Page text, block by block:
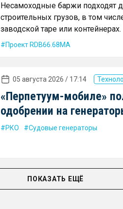
Несамоходные баржи подходят
строительных грузов, в том
заводской таре или контейнерах.
Проект RDB66.68МА
05 августа 2026 / 17:14
«Перпетуум-мобиле»
одобрении на
РКО Судовые генераторы
ПОКАЗАТЬ ЕЩЁ